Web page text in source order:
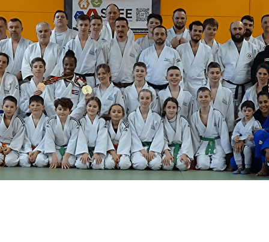
Menu
<
>
Présentation
L'équipe
Galerie photos
?>
Images de la page d'accueil
Cliquez pour éditer